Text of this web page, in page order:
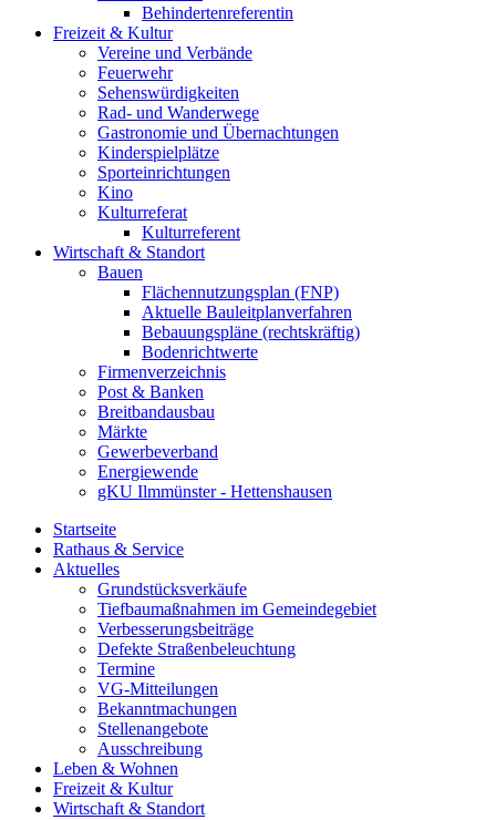
Behindertenreferentin
Freizeit & Kultur
Vereine und Verbände
Feuerwehr
Sehenswürdigkeiten
Rad- und Wanderwege
Gastronomie und Übernachtungen
Kinderspielplätze
Sporteinrichtungen
Kino
Kulturreferat
Kulturreferent
Wirtschaft & Standort
Bauen
Flächennutzungsplan (FNP)
Aktuelle Bauleitplanverfahren
Bebauungspläne (rechtskräftig)
Bodenrichtwerte
Firmenverzeichnis
Post & Banken
Breitbandausbau
Märkte
Gewerbeverband
Energiewende
gKU Ilmmünster - Hettenshausen
Startseite
Rathaus & Service
Aktuelles
Grundstücksverkäufe
Tiefbaumaßnahmen im Gemeindegebiet
Verbesserungsbeiträge
Defekte Straßenbeleuchtung
Termine
VG-Mitteilungen
Bekanntmachungen
Stellenangebote
Ausschreibung
Leben & Wohnen
Freizeit & Kultur
Wirtschaft & Standort